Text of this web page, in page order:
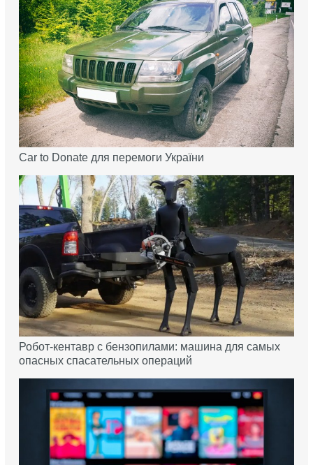
Car to Donate для перемоги України
Робот-кентавр с бензопилами: машина для самых
опасных спасательных операций